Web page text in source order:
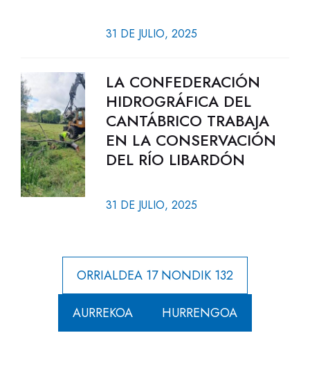
31 DE JULIO, 2025
LA CONFEDERACIÓN
HIDROGRÁFICA DEL
CANTÁBRICO TRABAJA
EN LA CONSERVACIÓN
DEL RÍO LIBARDÓN
31 DE JULIO, 2025
ORRIALDEA 17 NONDIK 132
AURREKOA HURRENGOA